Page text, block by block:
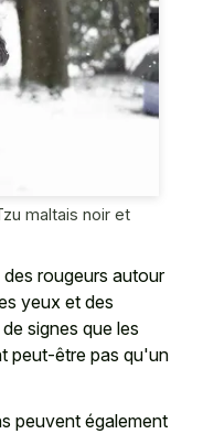
maltais noir et
rougeurs autour
yeux et des
signes que les
peut-être pas qu'un
peuvent également